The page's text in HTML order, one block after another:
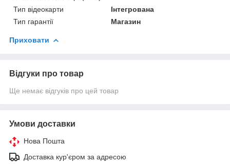
Тип відеокарти
Інтегрована
Тип гарантії
Магазин
Приховати
Відгуки про товар
Ще немає відгуків про цей товар
Умови доставки
Нова Пошта
Доставка кур'єром за адресою